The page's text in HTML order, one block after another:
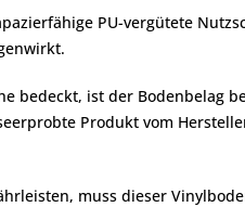
PU-vergütete
bedeckt, ist der Bodenbelag
Produkt vom
muss dieser